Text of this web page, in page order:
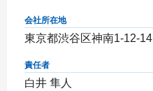
会社所在地
東京都渋谷区神南1-12-14
責任者
白井 隼人